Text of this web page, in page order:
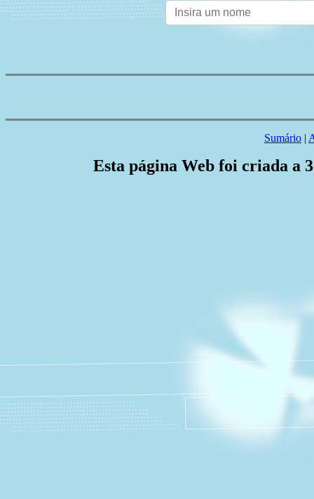
Sumário |
Esta página Web foi criada a